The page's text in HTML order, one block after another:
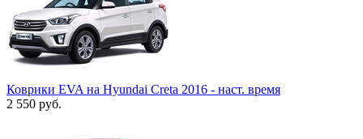
Коврики EVA на Hyundai Creta 2016 - наст. время
2 550 руб.